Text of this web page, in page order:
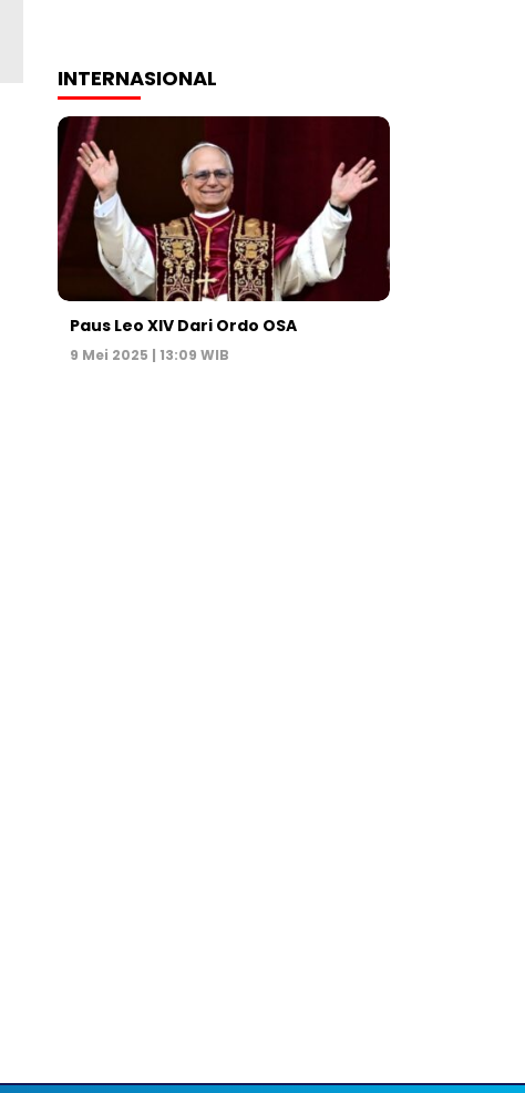
INTERNASIONAL
Paus Leo XIV Dari Ordo OSA
9 Mei 2025 | 13:09 WIB